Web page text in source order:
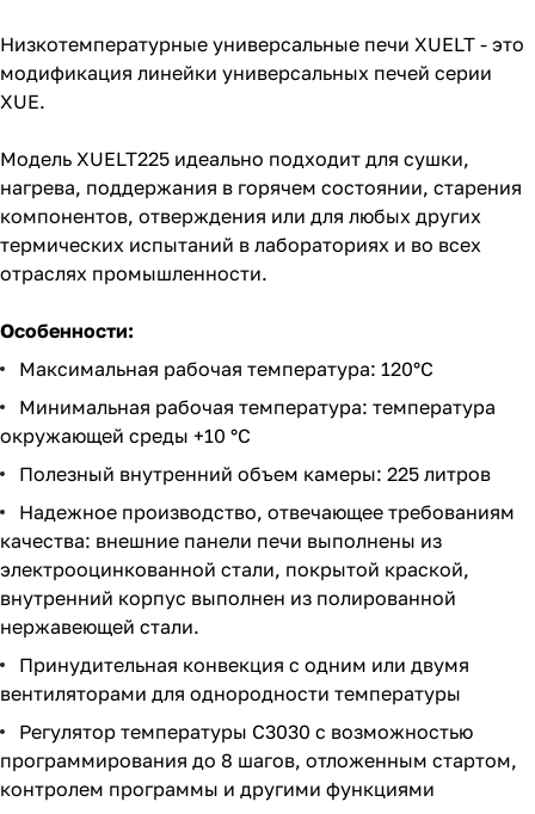
Низкотемпературные универсальные печи XUELT - это
модификация линейки универсальных печей серии
XUE.
Модель XUELT225 идеально подходит для сушки,
нагрева, поддержания в горячем состоянии, старения
компонентов, отверждения или для любых других
термических испытаний в лабораториях и во всех
отраслях промышленности.
Особенности:
Максимальная рабочая температура: 120°C
Минимальная рабочая температура: температура
окружающей среды +10 °C
Полезный внутренний объем камеры: 225 литров
Надежное производство, отвечающее требованиям
качества: внешние панели печи выполнены из
электрооцинкованной стали, покрытой краской,
внутренний корпус выполнен из полированной
нержавеющей стали.
Принудительная конвекция с одним или двумя
вентиляторами для однородности температуры
Регулятор температуры C3030 с возможностью
программирования до 8 шагов, отложенным стартом,
контролем программы и другими функциями